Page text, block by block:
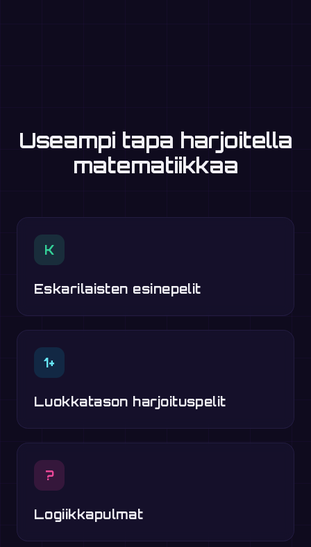
Useampi tapa harjoitella
matematiikkaa
K
Eskarilaisten esinepelit
1+
Luokkatason harjoituspelit
?
Logiikkapulmat